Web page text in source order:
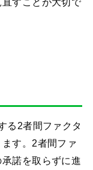
る2者間ファクタ
す。2者間ファ
諾を取らずに進